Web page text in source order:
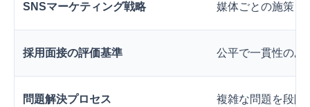
SNSマーケティング戦略 媒体ごとの施策と
採用面接の評価基準 公平で一貫性のあ
問題解決プロセス 複雑な問題を段階